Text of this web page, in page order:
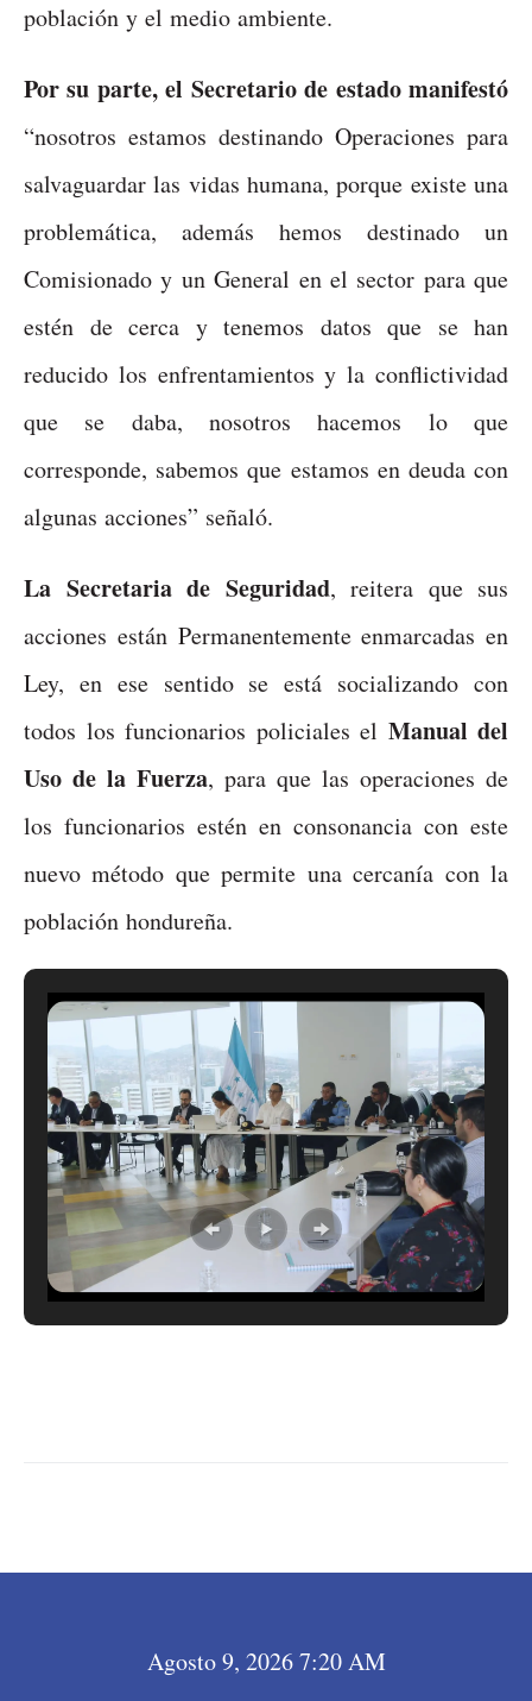
población y el medio ambiente.
Por su parte, el Secretario de estado manifestó
“nosotros estamos destinando Operaciones para
salvaguardar las vidas humana, porque existe una
problemática, además hemos destinado un
Comisionado y un General en el sector para que
estén de cerca y tenemos datos que se han
reducido los enfrentamientos y la conflictividad
que se daba, nosotros hacemos lo que
corresponde, sabemos que estamos en deuda con
algunas acciones” señaló.
La Secretaria de Seguridad, reitera que sus
acciones están Permanentemente enmarcadas en
Ley, en ese sentido se está socializando con
todos los funcionarios policiales el Manual del
Uso de la Fuerza, para que las operaciones de
los funcionarios estén en consonancia con este
nuevo método que permite una cercanía con la
población hondureña.
Agosto 9, 2026 7:20 AM